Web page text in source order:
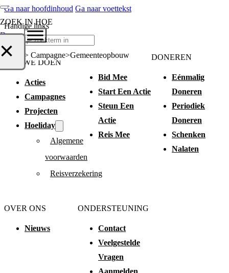
Ga naar hoofdinhoud Ga naar voettekst
ZOEK IN HOE
Zoeken
×
Doneer
Home > Campagne Gemeenteopbouw
Handige links
WAT WE DOEN
Acties
Campagnes
Projecten
Hoeliday
Algemene
voorwaarden
Reisverzekering
HELP MEE
Bid Mee
Start Een Actie
Steun Een
Actie
Reis Mee
DONEREN
Eénmalig
Doneren
Periodiek
Doneren
Schenken
Nalaten
OVER ONS
Nieuws
ONDERSTEUNING
Contact
Veelgestelde
Vragen
Aanmelden